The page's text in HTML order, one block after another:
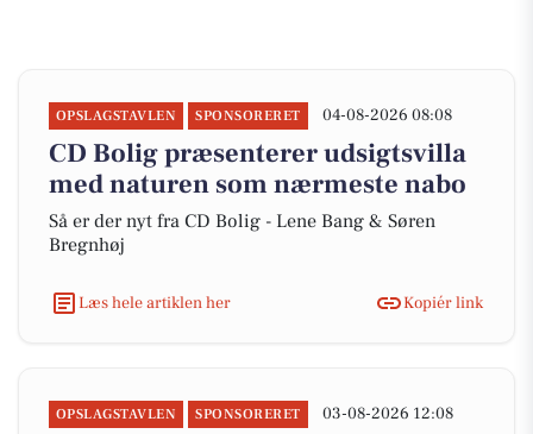
OPSLAGSTAVLEN SPONSORERET 04-08-2026 08:08
CD Bolig præsenterer udsigtsvilla
med naturen som nærmeste nabo
Så er der nyt fra CD Bolig - Lene Bang & Søren
Bregnhøj
Læs hele artiklen her Kopiér link
OPSLAGSTAVLEN SPONSORERET 03-08-2026 12:08